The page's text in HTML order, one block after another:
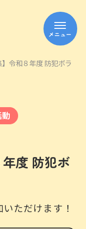
メニュー
】令和８年度 防犯ボラ
年度 防犯ボ
ただけます！